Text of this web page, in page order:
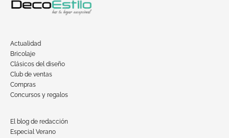
Actualidad
Bricolaje
Clásicos del diseño
Club de ventas
Compras
Concursos y regalos
El blog de redacción
Especial Verano